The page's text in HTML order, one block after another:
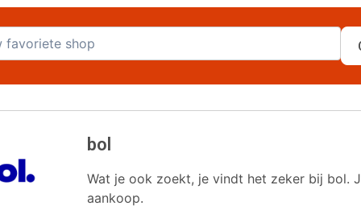
bol
Wat je ook zoekt, je vindt het zeker bij bol.
aankoop.